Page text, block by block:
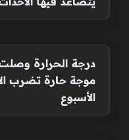
موجة حارة تضرب
الأسبوع